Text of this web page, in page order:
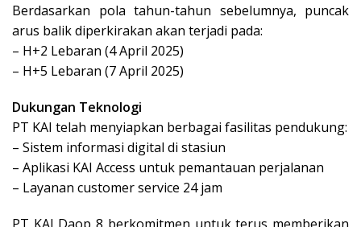
Berdasarkan pola tahun-tahun sebelumnya, puncak
arus balik diperkirakan akan terjadi pada:
– H+2 Lebaran (4 April 2025)
– H+5 Lebaran (7 April 2025)
Dukungan Teknologi
PT KAI telah menyiapkan berbagai fasilitas pendukung:
– Sistem informasi digital di stasiun
– Aplikasi KAI Access untuk pemantauan perjalanan
– Layanan customer service 24 jam
PT KAI Daop 8 berkomitmen untuk terus memberikan